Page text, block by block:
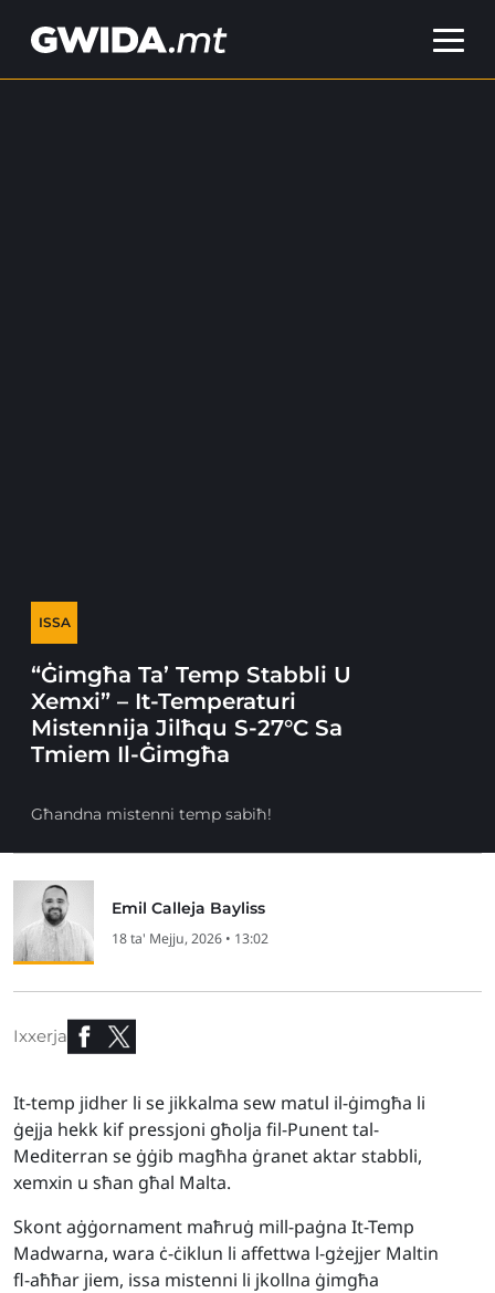
ISSA
“Ġimgħa Ta’ Temp Stabbli U
Xemxi” – It-Temperaturi
Mistennija Jilħqu S-27°C Sa
Tmiem Il-Ġimgħa
Għandna mistenni temp sabiħ!
Emil Calleja Bayliss
18 ta' Mejju, 2026 • 13:02
Ixxerja
It-temp jidher li se jikkalma sew matul il-ġimgħa li
ġejja hekk kif pressjoni għolja fil-Punent tal-
Mediterran se ġġib magħha ġranet aktar stabbli,
xemxin u sħan għal Malta.
Skont aġġornament maħruġ mill-paġna It-Temp
Madwarna, wara ċ-ċiklun li affettwa l-gżejjer Maltin
fl-aħħar jiem, issa mistenni li jkollna ġimgħa